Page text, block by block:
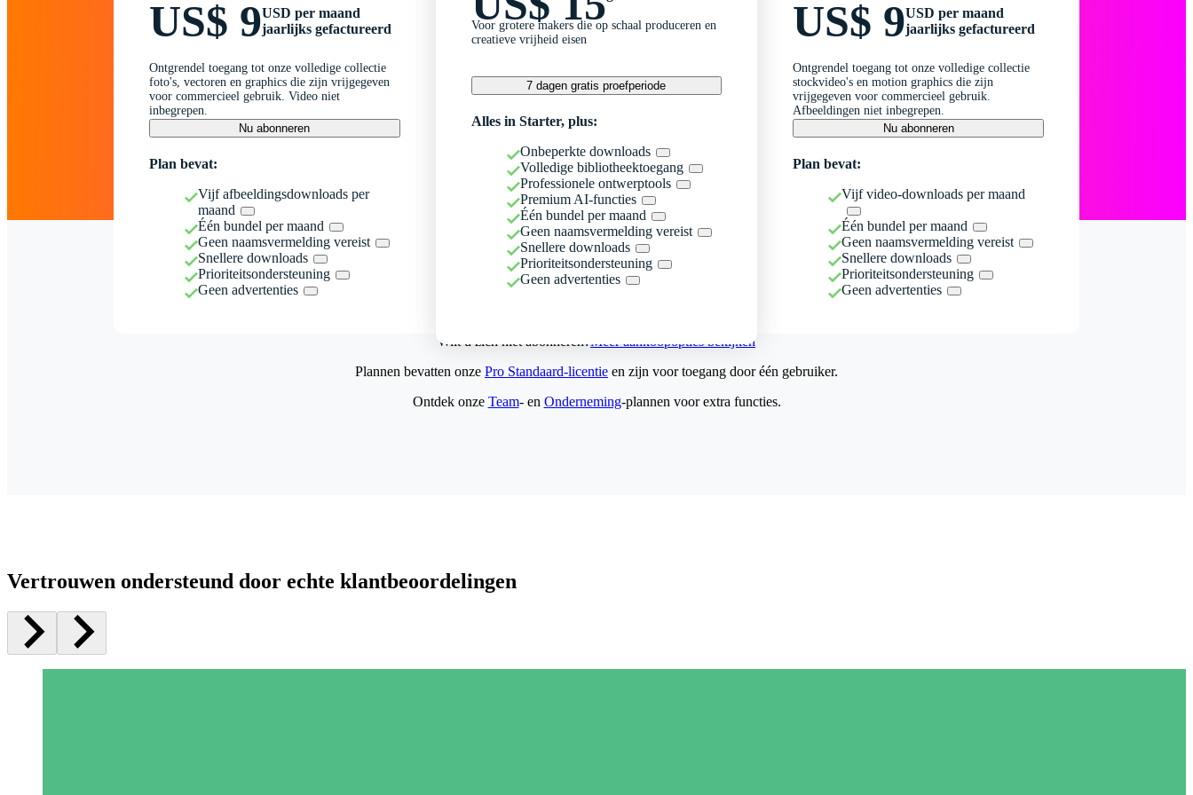
US$ 9USD per maand
jaarlijks gefactureerd
Ontgrendel toegang tot onze volledige collectie
foto's, vectoren en graphics die zijn vrijgegeven
voor commercieel gebruik. Video niet
inbegrepen.
Nu abonneren
Plan bevat:
Vijf afbeeldingsdownloads per
maand
Één bundel per maand
Geen naamsvermelding vereist
Snellere downloads
Prioriteitsondersteuning
Geen advertenties
Voor grotere makers die op schaal produceren en
creatieve vrijheid eisen
7 dagen gratis proefperiode
Alles in Starter, plus:
Onbeperkte downloads
Volledige bibliotheektoegang
Professionele ontwerptools
Premium AI-functies
Één bundel per maand
Geen naamsvermelding vereist
Snellere downloads
Prioriteitsondersteuning
Geen advertenties
US$ 9USD per maand
jaarlijks gefactureerd
Ontgrendel toegang tot onze volledige collectie
stockvideo's en motion graphics die zijn
vrijgegeven voor commercieel gebruik.
Afbeeldingen niet inbegrepen.
Nu abonneren
Plan bevat:
Vijf video-downloads per maand
Één bundel per maand
Geen naamsvermelding vereist
Snellere downloads
Prioriteitsondersteuning
Geen advertenties
Wilt u zich niet abonneren?Meer aankoopopties bekijken
Plannen bevatten onze Pro Standaard-licentie en zijn voor toegang door één gebruiker.
Ontdek onze Team- en Onderneming-plannen voor extra functies.
Vertrouwen ondersteund door echte klantbeoordelingen